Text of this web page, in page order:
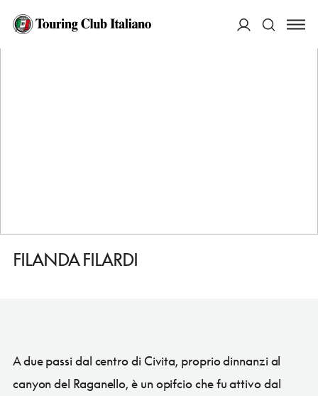
HOME
FILANDA FILARDI
A due passi dal centro di Civita, proprio dinnanzi al
canyon del Raganello, è un opifcio che fu attivo dal